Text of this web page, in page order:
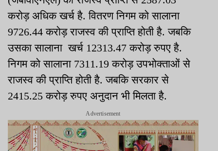
करोड़ अधिक खर्च है. वितरण निगम को सालाना
9726.44 करोड़ राजस्व की प्राप्ति होती है. जबकि
उसका सालाना खर्च 12313.47 करोड़ रुपए है.
निगम को सालाना 7311.19 करोड़ उपभोक्ताओं से
राजस्व की प्राप्ति होती है. जबकि सरकार से
2415.25 करोड़ रुपए अनुदान भी मिलता है.
Advertisement